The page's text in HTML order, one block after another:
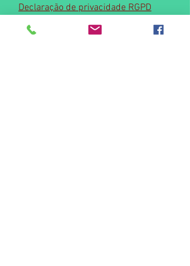
Declaração de privacidade RGPD